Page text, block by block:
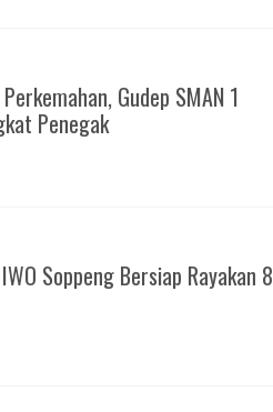
Gudep SMAN 1
Penegak
Soppeng Bersiap Rayakan 8